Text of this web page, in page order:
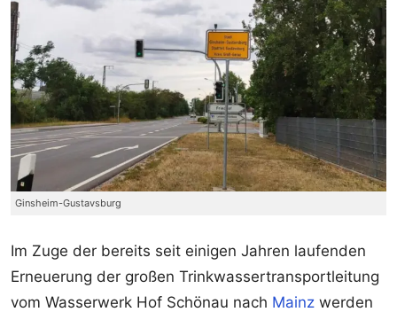
Ginsheim-Gustavsburg
Im Zuge der bereits seit einigen Jahren laufenden
Erneuerung der großen Trinkwassertransportleitung
vom Wasserwerk Hof Schönau nach Mainz werden